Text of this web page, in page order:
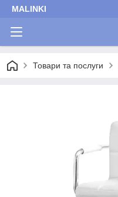
MALINKI
Товари та послуги